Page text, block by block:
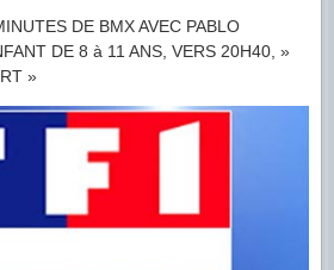
DE BMX AVEC PABLO
DE 8 à 11 ANS, VERS 20H40, »
»